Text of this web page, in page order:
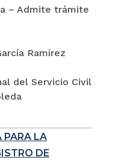
– Admite trámite
Ramírez
del Servicio Civil
PARA LA
DE